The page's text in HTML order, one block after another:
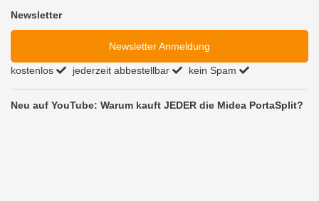
Newsletter
Newsletter Anmeldung
kostenlos jederzeit abbestellbar kein Spam
Neu auf YouTube: Warum kauft JEDER die Midea PortaSplit?